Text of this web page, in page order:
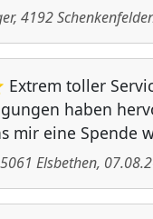
, 4192
toller
haben
mir eine Spende
5061 Elsbethen,